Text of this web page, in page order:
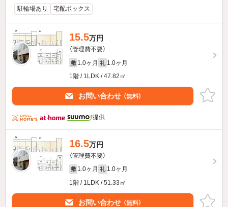
駐輪場あり 宅配ボックス
15.5万円
（管理費不要）
敷 1.0ヶ月 礼 1.0ヶ月
1階 / 1LDK / 47.82㎡
お問い合わせ （無料）
提供
16.5万円
（管理費不要）
敷 1.0ヶ月 礼 1.0ヶ月
1階 / 1LDK / 51.33㎡
お問い合わせ （無料）